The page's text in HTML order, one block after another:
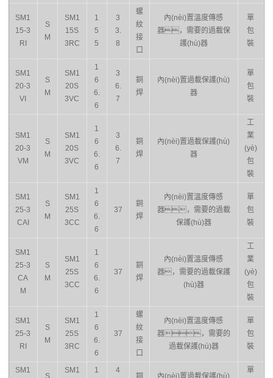
SM1
15-3
RI
S
M
SM1
15S
3RC
1
5
5
3
3.
8
螺
紋
接
口
內(nèi)置溫度傳感
器，需要的過載保
護(hù)器
單
包
裝
SM1
20-3
VI
S
M
SM1
20S
3VC
1
6
6.
6
3
6.
7
銅
焊
內(nèi)置過載保護(hù)
器
單
包
裝
SM1
20-3
VM
S
M
SM1
20S
3VC
1
6
6.
6
3
6.
7
銅
焊
內(nèi)置過載保護(hù)
器
工
業
(yè)
包
裝
SM1
25-3
CAI
S
M
SM1
25S
3CC
1
6
6.
6
37
銅
焊
內(nèi)置溫度傳感
器，需要的過載
保護(hù)器
單
包
裝
SM1
25-3
CA
M
S
M
SM1
25S
3CC
1
6
6.
6
37
銅
焊
內(nèi)置溫度傳感
器，需要的過載保護
(hù)器
工
業
(yè)
包
裝
SM1
25-3
RI
S
M
SM1
25S
3RC
1
6
6.
6
37
螺
紋
接
口
內(nèi)置溫度傳感
器，需要的
過載保護(hù)器
單
包
裝
SM1 SM1 1 4 單